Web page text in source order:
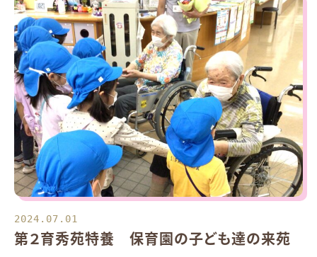
2024.07.01
第２育秀苑特養 保育園の子ども達の来苑